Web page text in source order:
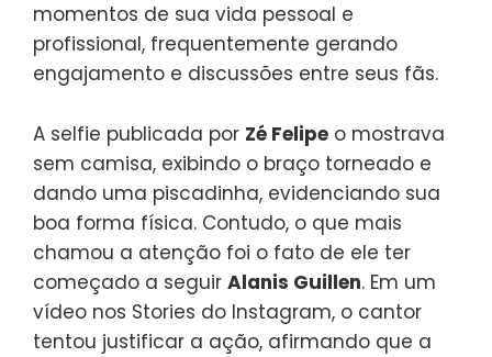
momentos de sua vida pessoal e
profissional, frequentemente gerando
engajamento e discussões entre seus fãs.
A selfie publicada por Zé Felipe o mostrava
sem camisa, exibindo o braço torneado e
dando uma piscadinha, evidenciando sua
boa forma física. Contudo, o que mais
chamou a atenção foi o fato de ele ter
começado a seguir Alanis Guillen. Em um
vídeo nos Stories do Instagram, o cantor
tentou justificar a ação, afirmando que a